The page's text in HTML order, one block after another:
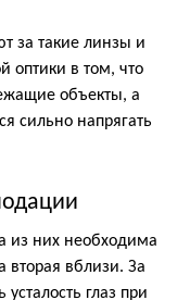
за такие линзы и
оптики в том, что
объекты, а
сильно напрягать
из них необходима
вторая вблизи. За
усталость глаз при